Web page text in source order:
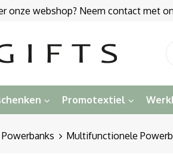
onze webshop? Neem contact met
Promotextiel
Powerbanks Multifunctionele